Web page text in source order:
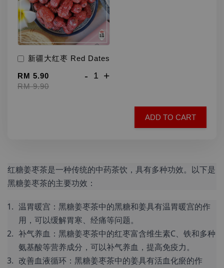
新疆大红枣 Red Dates
RM 5.90
RM 9.90
- +
ADD TO CART
红糖姜枣茶是一种传统的中药茶饮，具有多种功效。以下是
黑糖姜枣茶的主要功效：
温胃暖宫：黑糖姜枣茶中的黑糖和姜具有温胃暖宫的作
用，可以缓解胃寒、经痛等问题。
补气养血：黑糖姜枣茶中的红枣富含维生素C、铁和多种
氨基酸等营养成分，可以补气养血，提高免疫力。
改善血液循环：黑糖姜枣茶中的姜具有活血化瘀的作